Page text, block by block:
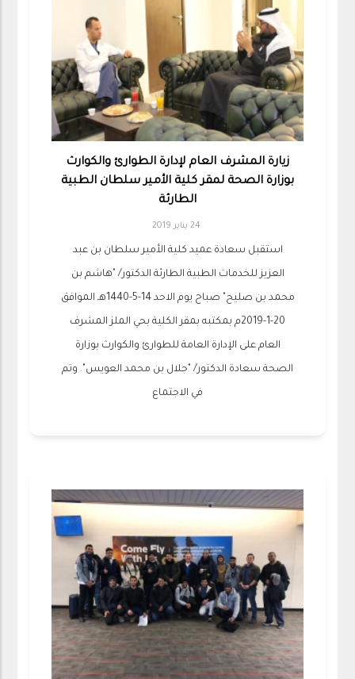
زيارة المشرف العام لإدارة الطوارئ والكوارث
بوزارة الصحة لمقر كلية الأمير سلطان الطبية
الطارئة
24 يناير 2019
استقبل سعادة عميد كلية الأمير سلطان بن عبد
العزيز للخدمات الطبية الطارئة الدكتور/ "هاشم بن
محمد بن صليح" صباح يوم الاحد 14-5-1440هـ الموافق
20-1-2019م بمكتبه بمقر الكلية بحي الملز المشرف
العام على الإدارة العامة للطوارئ والكوارث بوزارة
الصحة سعادة الدكتور/ "جلال بن محمد العويس". وتم
في الاجتماع